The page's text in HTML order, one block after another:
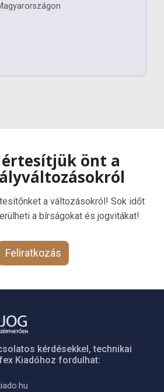
értesítjük önt a
a változásokról! Sok időt
a bírságokat és jogvitákat!
Feliratkozás
kérdésekkel, technikai
Kiadóhoz fordulhat: